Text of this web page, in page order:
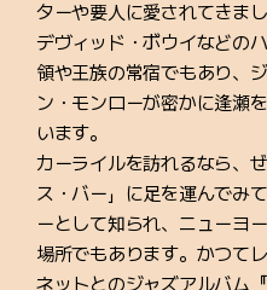
ターや要人に愛されてきま
デヴィッド・ボウイなどの
領や王族の常宿でもあり、
ン・モンローが密かに逢瀬
います。
カーライルを訪れるなら、
ス・バー」に足を運んでみ
ーとして知られ、ニューヨ
場所でもあります。かつて
ネットとのジャズアルバム